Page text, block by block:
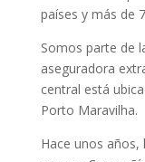
países y más de
Somos parte de
aseguradora
central está
Porto Maravilha.
Hace unos